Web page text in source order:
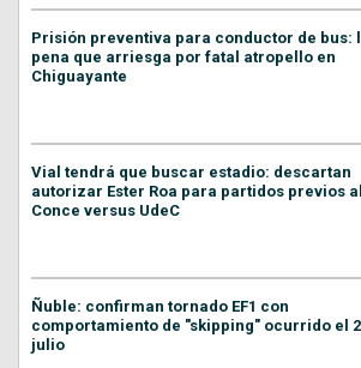
Prisión preventiva para conductor de bus:
pena que arriesga por fatal atropello en
Chiguayante
Vial tendrá que buscar estadio: descartan
autorizar Ester Roa para partidos previos al
Conce versus UdeC
Ñuble: confirman tornado EF1 con
comportamiento de "skipping" ocurrido el
julio